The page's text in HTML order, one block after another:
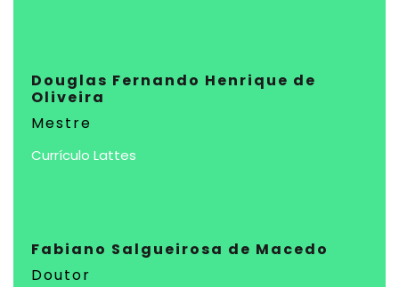
Douglas Fernando Henrique de
Oliveira
Mestre
Currículo Lattes
Fabiano Salgueirosa de Macedo
Doutor